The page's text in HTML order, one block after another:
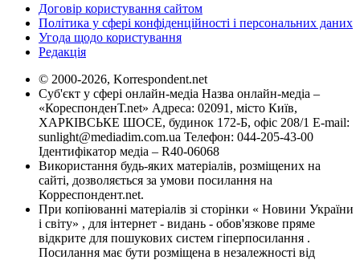
Договір користування сайтом
Політика у сфері конфіденційності і персональних даних
Угода щодо користування
Редакція
© 2000-2026, Korrespondent.net
Суб'єкт у сфері онлайн-медіа Назва онлайн-медіа –
«КореспонденТ.net» Адреса: 02091, місто Київ,
ХАРКІВСЬКЕ ШОСЕ, будинок 172-Б, офіс 208/1 E-mail:
sunlight@mediadim.com.ua Телефон: 044-205-43-00
Ідентифікатор медіа – R40-06068
Використання будь-яких матеріалів, розміщених на
сайті, дозволяється за умови посилання на
Корреспондент.net.
При копіюванні матеріалів зі сторінки « Новини України
і світу» , для інтернет - видань - обов'язкове пряме
відкрите для пошукових систем гіперпосилання .
Посилання має бути розміщена в незалежності від